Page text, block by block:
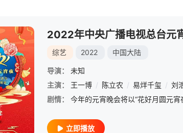
邵明明 / 郭文韬 / 石凯
2022年中央广播电视总台元
综艺 2022 中国大陆
导演：
未知
主演：
王一博 / 陈立农 / 易烊千玺 / 刘
剧情：
立即播放